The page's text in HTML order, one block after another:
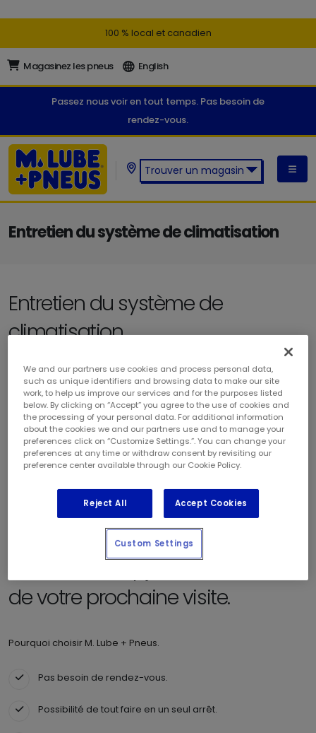
100 % local et canadien
Magasinez les pneus English
Passez nous voir en tout temps. Pas besoin de
rendez-vous.
Trouver un magasin
Pneus:
Entretien du système de climatisation
Entretien du système de
climatisation
Pendant les journées chaudes de l’été, il est essentiel d’avoir un
système de climatisation qui fonctionne dans votre véhicule. Si
votre système de climatisation semble avoir un problème,
demandez à l’un de nos techniciens certifiés d’effectuer un
diagnostic pour le réparer. Cela comprend un test de
performance du système, un test de la pression et des fuites,
une inspection visuelle et une vérification de la température de
Demandez à l’un de nos
techniciens d’y jeter un œil lors
de votre prochaine visite.
Pourquoi choisir M. Lube + Pneus.
Pas besoin de rendez-vous.
Possibilité de tout faire en un seul arrêt.
We and our partners use cookies and process personal data,
such as unique identifiers and browsing data to make our site
work, to help us improve our services and for the purposes listed
below. By clicking on “Accept” you agree to the use of cookies and
the processing of your personal data. For additional information
about the cookies we and our partners use and to manage your
preferences click on “Customize Settings.”. You can change your
preferences at any time or withdraw consent by revisiting our
preference center available through our Cookie Policy.
Reject All Accept Cookies
Custom Settings